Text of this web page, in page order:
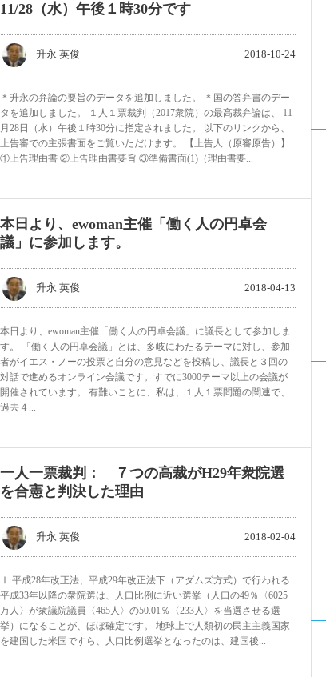
11/28（水）午後１時30分です
升永 英俊 2018-10-24
＊升永の弁論の要旨のデータを追加しました。 ＊国の答弁書のデー
タを追加しました。 １人１票裁判（2017衆院）の最高裁弁論は、 11
月28日（水）午後１時30分に指定されました。 以下のリンクから、
上告審での主張書面をご覧いただけます。 【上告人（原審原告）】
①上告理由書 ②上告理由書要旨 ③準備書面(1)（理由書要...
本日より、ewoman主催「働く人の円卓会
議」に参加します。
升永 英俊 2018-04-13
本日より、ewoman主催「働く人の円卓会議」に議長として参加しま
す。 「働く人の円卓会議」とは、多岐にわたるテーマに対し、参加
者がイエス・ノーの投票と自分の意見などを投稿し、議長と３回の
対話で進めるオンライン会議です。すでに3000テーマ以上の会議が
開催されています。 有難いことに、私は、１人１票問題の関連で、
過去４...
一人一票裁判： ７つの高裁がH29年衆院選
を合憲と判決した理由
升永 英俊 2018-02-04
Ⅰ 平成28年改正法、平成29年改正法下（アダムズ方式）で行われる
平成33年以降の衆院選は、人口比例に近い選挙（人口の49％〈6025
万人〉が衆議院議員〈465人〉の50.01％〈233人〉を当選させる選
挙）になることが、ほぼ確定です。 地球上で人類初の民主主義国家
を建国した米国ですら、人口比例選挙となったのは、建国後...